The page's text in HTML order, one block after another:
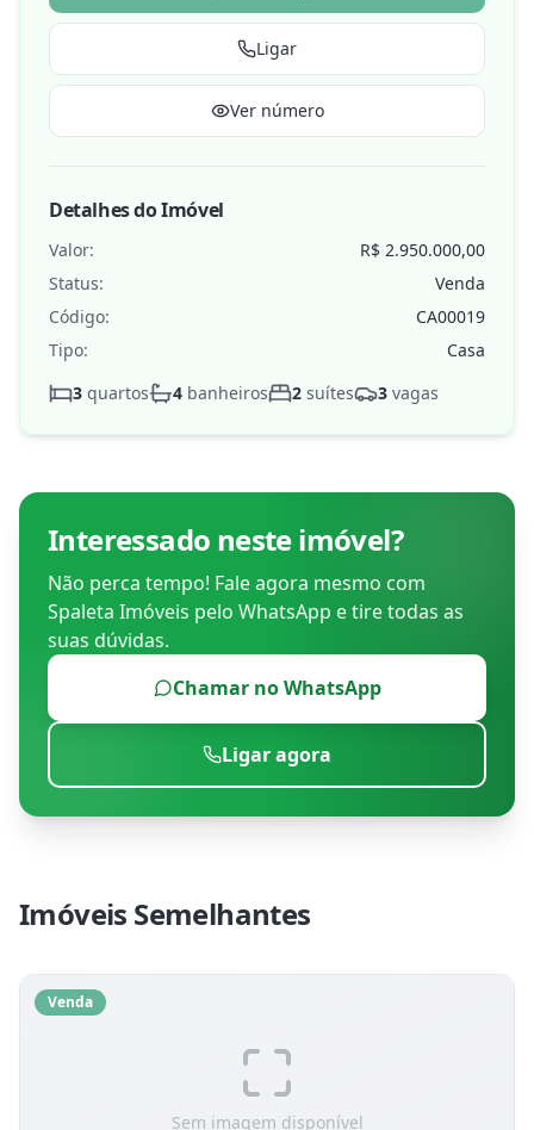
Ligar
Ver número
Detalhes do Imóvel
Valor:
R$ 2.950.000,00
Status:
Venda
Código:
CA00019
Tipo:
Casa
3 quartos 4 banheiros 2 suítes 3 vagas
Interessado neste imóvel?
Não perca tempo! Fale agora mesmo com
Spaleta Imóveis pelo WhatsApp e tire todas as
suas dúvidas.
Chamar no WhatsApp
Ligar agora
Imóveis Semelhantes
Sem imagem disponível
Venda